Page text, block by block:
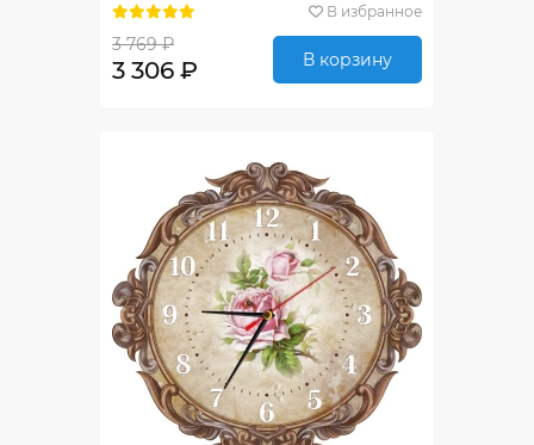
В избранное
3 769 ₽
3 306 ₽ В корзину